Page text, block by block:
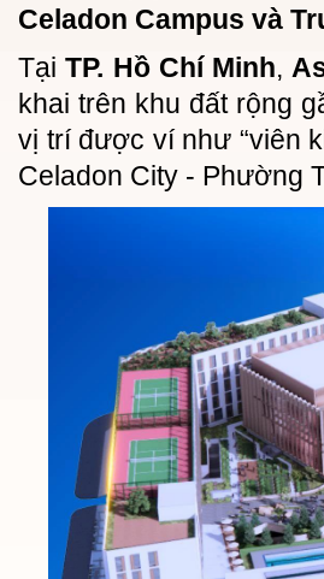
Celadon Campus và
TạiTP. Hồ Chí Minh,
khai trên khu đất rộng
vị trí được ví như “viên
Celadon City - Phường